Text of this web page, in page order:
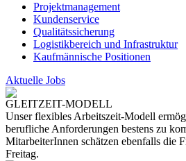
Projektmanagement
Kundenservice
Qualitätssicherung
Logistikbereich und Infrastruktur
Kaufmännische Positionen
Aktuelle Jobs
GLEITZEIT-MODELL
Unser flexibles Arbeitszeit-Modell
berufliche Anforderungen bestens zu
MitarbeiterInnen schätzen ebenfalls die
Freitag.